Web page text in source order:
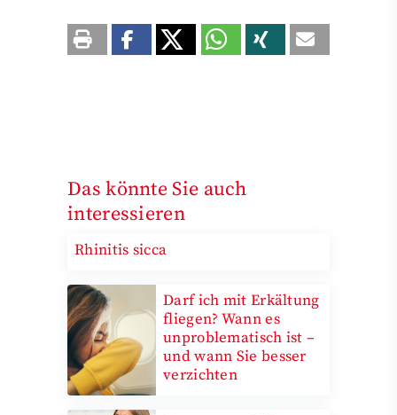
Das könnte Sie auch
interessieren
Rhinitis sicca
Darf ich mit Erkältung
fliegen? Wann es
unproblematisch ist –
und wann Sie besser
verzichten